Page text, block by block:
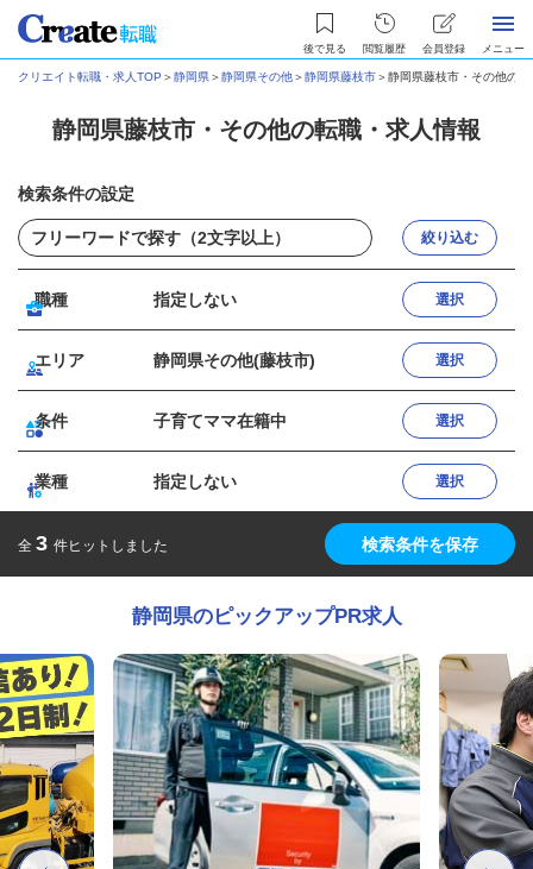
後で見る 閲覧履歴 会員登録 メニュー
クリエイト転職・求人TOP ＞静岡県＞静岡県その他＞静岡県藤枝市＞静岡県藤枝市・その他の
静岡県藤枝市・その他の転職・求人情報
検索条件の設定
絞り込む
職種 指定しない 選択
エリア 静岡県その他(藤枝市) 選択
条件 子育てママ在籍中 選択
業種 指定しない 選択
全 3 件ヒットしました 検索条件を保存
静岡県のピックアップPR求人